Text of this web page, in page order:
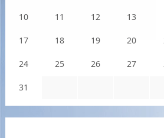
10 11 12 13
17 18 19 20
24 25 26 27
31